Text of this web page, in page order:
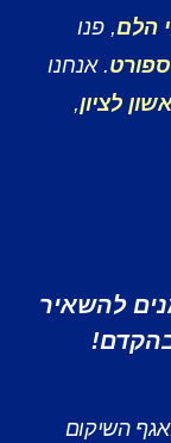
הלם, פנו
ספורט. אנחנו
לציון,
להשאיר
בהקדם!
השיקום